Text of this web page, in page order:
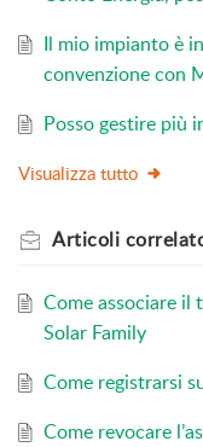
Il mio impianto è
convenzione con
Posso gestire più
Visualizza tutto
Articoli
Come associare il
Solar Family
Come registrarsi
Come revocare